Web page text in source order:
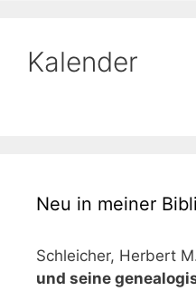
Kalender
Neu in meiner
Schleicher, Herbert
und seine